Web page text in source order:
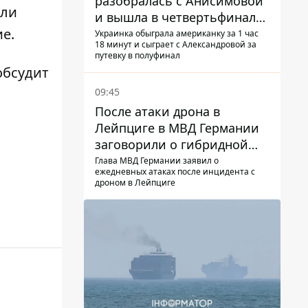
.
и вышла в четвертьфинал
турнира в Торонто
Украинка обыграла американку за 1 час
18 минут и сыграет с Александровой за
путевку в полуфинал
09:45
После атаки дрона в
Лейпциге в МВД Германии
заговорили о гибридной
войне – мы ежедневно цель
Глава МВД Германии заявил о
ежедневных атаках после инцидента с
дроном в Лейпциге